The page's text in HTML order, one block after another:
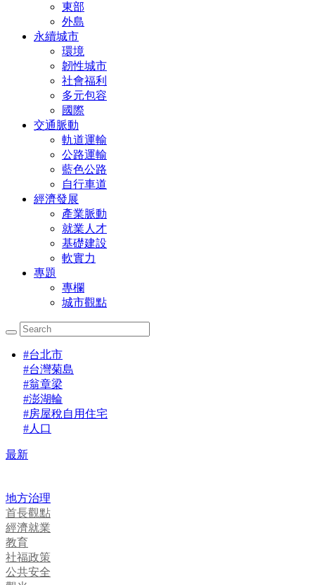
東部
外島
永續城市
環境
韌性城市
社會福利
多元包容
國際
交通脈動
軌道運輸
公路運輸
藍色公路
自行車道
經濟發展
產業脈動
就業人才
基礎建設
軟實力
專題
專欄
城市觀點
#台北市
#台灣菊島
#翁章梁
#澎湖輪
#房屋稅自用住宅
#人口
最新
地方治理
首長觀點
經濟就業
教育
社福政策
公共安全